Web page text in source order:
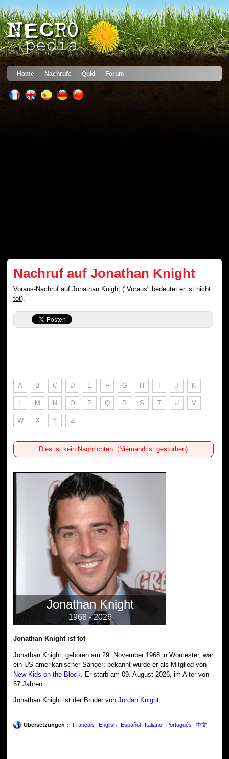
Home Nachrufe Quid Forum
Nachruf auf Jonathan Knight
Voraus-Nachruf auf Jonathan Knight ("Voraus" bedeuteter ist nicht
tot).
A B C D E F G H I J K
L M N O P Q R S T U V
W X Y Z
Dies ist kein Nachrichten. (Niemand ist gestorben)
Jonathan Knight
1968 - 2026
Jonathan Knight ist tot
Jonathan Knight, geboren am 29. November 1968 in Worcester, war
ein US-amerikanischer Sänger; bekannt wurde er als Mitglied von
New Kids on the Block . Er starb am 09. August 2026, im Alter von
57 Jahren.
Jonathan Knight ist der Bruder vonJordan Knight.
Übersetzungen : Français English Español Italiano Português 中文